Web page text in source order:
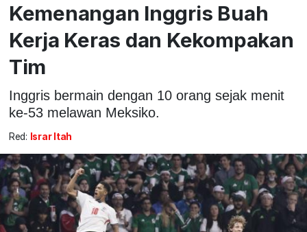
Kemenangan Inggris Buah
Kerja Keras dan Kekompakan
Tim
Inggris bermain dengan 10 orang sejak menit
ke-53 melawan Meksiko.
Red: Israr Itah